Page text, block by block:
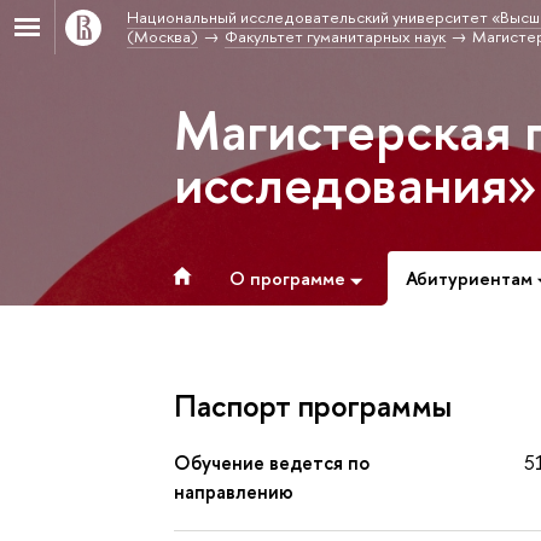
Национальный исследовательский университет
(Москва)
Факультет гуманитарных наук
Магистерская
исследования»
О программе Абитуриентам
Паспорт программы
Обучение ведется по
направлению